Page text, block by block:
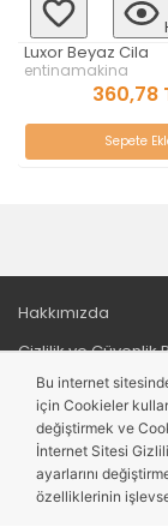
Hızlı Bakış
Cila
360,78 TL
Hakkımızda
Gizlilik ve Güvenlik
Ödeme ve
İade ve Değişim
Satış Sözleşmesi
Bu internet
için Cookieler
değiştirmek ve
İnternet Sitesi
ayarlarını
özelliklerinin